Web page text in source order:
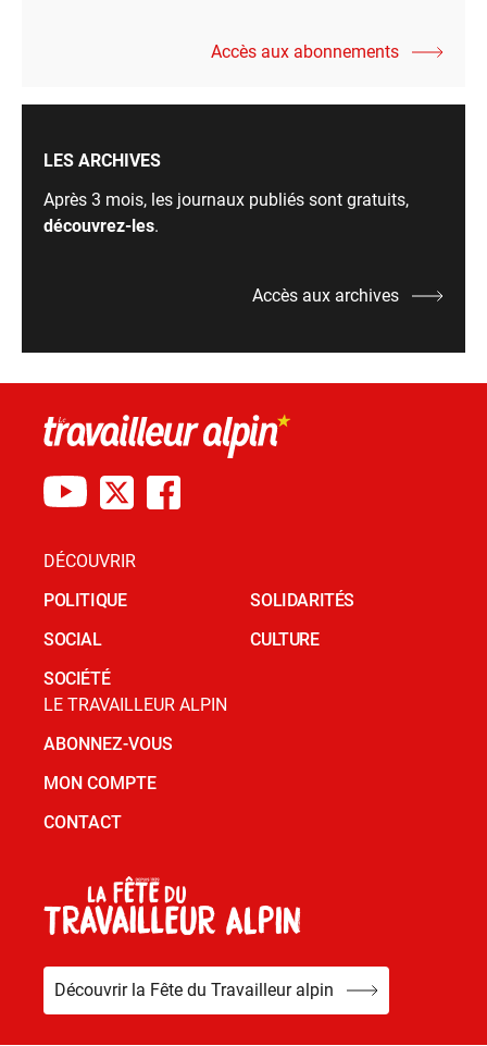
Accès aux abonnements
LES ARCHIVES
Après 3 mois, les journaux publiés sont gratuits,
découvrez-les.
Accès aux archives
DÉCOUVRIR
POLITIQUE
SOCIAL
SOCIÉTÉ
SOLIDARITÉS
CULTURE
LE TRAVAILLEUR ALPIN
ABONNEZ-VOUS
MON COMPTE
CONTACT
Découvrir la Fête du Travailleur alpin